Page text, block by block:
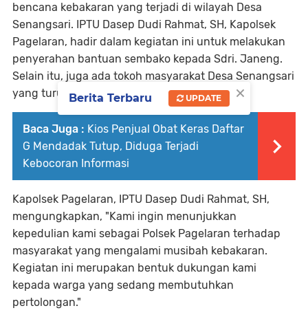
bencana kebakaran yang terjadi di wilayah Desa
Senangsari. IPTU Dasep Dudi Rahmat, SH, Kapolsek
Pagelaran, hadir dalam kegiatan ini untuk melakukan
penyerahan bantuan sembako kepada Sdri. Janeng.
Selain itu, juga ada tokoh masyarakat Desa Senangsari
yang turut hadir dalam kegiatan tersebut.
Baca Juga : Kios Penjual Obat Keras Daftar
G Mendadak Tutup, Diduga Terjadi
Kebocoran Informasi
Kapolsek Pagelaran, IPTU Dasep Dudi Rahmat, SH,
mengungkapkan, "Kami ingin menunjukkan
kepedulian kami sebagai Polsek Pagelaran terhadap
masyarakat yang mengalami musibah kebakaran.
Kegiatan ini merupakan bentuk dukungan kami
kepada warga yang sedang membutuhkan
pertolongan."
×
Berita Terbaru UPDATE